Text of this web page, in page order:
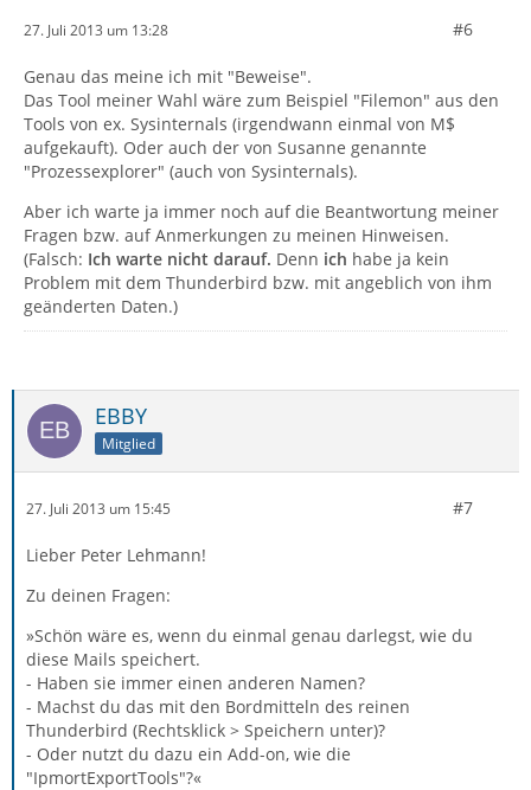
27. Juli 2013 um 13:28 #6
Genau das meine ich mit "Beweise".
Das Tool meiner Wahl wäre zum Beispiel "Filemon" aus den
Tools von ex. Sysinternals (irgendwann einmal von M$
aufgekauft). Oder auch der von Susanne genannte
"Prozessexplorer" (auch von Sysinternals).
Aber ich warte ja immer noch auf die Beantwortung meiner
Fragen bzw. auf Anmerkungen zu meinen Hinweisen.
(Falsch: Ich warte nicht darauf. Denn ich habe ja kein
Problem mit dem Thunderbird bzw. mit angeblich von ihm
geänderten Daten.)
EBBY
Mitglied
27. Juli 2013 um 15:45 #7
Lieber Peter Lehmann!
Zu deinen Fragen:
»Schön wäre es, wenn du einmal genau darlegst, wie du
diese Mails speichert.
- Haben sie immer einen anderen Namen?
- Machst du das mit den Bordmitteln des reinen
Thunderbird (Rechtsklick > Speichern unter)?
- Oder nutzt du dazu ein Add-on, wie die
"IpmortExportTools"?«